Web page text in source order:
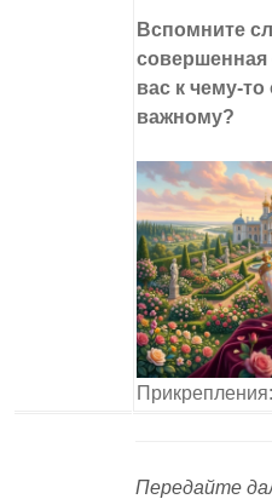
Вспомните
совершенная
вас к чему-
важному?
Прикрепления:
Передайте